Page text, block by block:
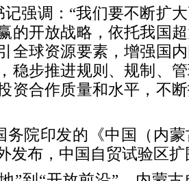
记强调：“我们要不断扩
的开放战略，依托我国
全球资源要素，增强国
稳步推进规则、规制、
资合作质量和水平，不
务院印发的《中国（内
发布，中国自贸试验区扩